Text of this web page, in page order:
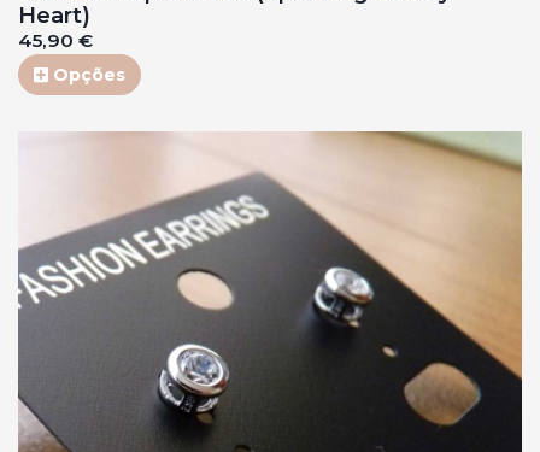
Heart)
45,90 €
Opções